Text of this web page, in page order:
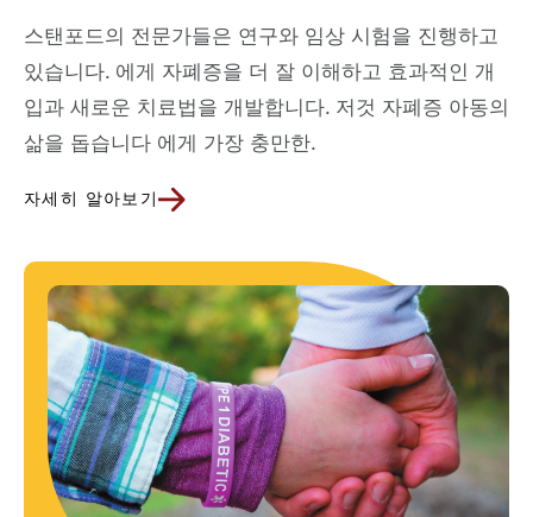
스탠포드의 전문가들은 연구와 임상 시험을 진행하고
있습니다. 에게
자폐증을 더 잘 이해하고 효과적인 개
입과 새로운 치료법을 개발합니다. 저것 자폐증 아동의
삶을 돕습니다 에게 가장 충만한.
자세히 알아보기